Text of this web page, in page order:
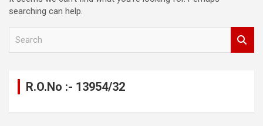
searching can help.
R.O.No :- 13954/32